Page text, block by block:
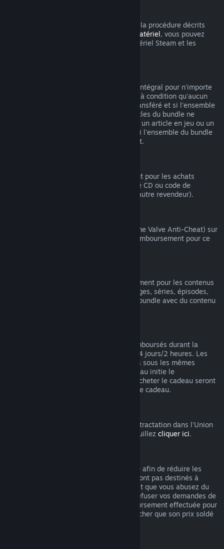
Dans les limites du délai applicable et de la procédure décrits
Politique de remboursement du matériel, vous pouvez
demander un remboursement pour le matériel Steam et les
Vous pouvez recevoir un remboursement intégral pour n'importe
quel bundle acheté sur le magasin Steam à condition qu'aucun
article compris dans le bundle n'ait été transféré et si l'ensemble
du temps de jeu comprenant tous les articles du bundle ne
dépasse pas 2 heures. Si un bundle inclut un article en jeu ou un
DLC non remboursable, Steam vous dira si l'ensemble du bundle
est remboursable au moment du paiement.
Valve ne peut pas offrir de remboursement pour les achats
effectués hors de Steam (par exemple, clé CD ou code de
portemonnaie Steam acheté auprès d'un autre revendeur).
Si vous avez été banni(e) par VAC (système Valve Anti-Cheat) sur
un jeu, vous perdez alors votre droit de remboursement pour ce
Nous ne pouvons pas offrir de remboursement pour les contenus
vidéo sur Steam (ex. : films, courts-métrages, séries, épisodes,
tutoriels), sauf si la vidéo fait partie d'un bundle avec du contenu
Les cadeaux non activés peuvent être remboursés durant la
période de remboursement standard de 14 jours/2 heures. Les
cadeaux activés pourront être remboursés sous les mêmes
conditions si le ou la destinataire du cadeau initie le
remboursement. Les fonds utilisés pour acheter le cadeau seront
remboursés à celui ou celle qui a acheté le cadeau.
Pour accéder aux modalités du droit de rétractation dans l'Union
Européenne pour les clients de Steam, veuillez cliquer ici.
Les remboursements ont été mis en place afin de réduire les
risques liés à un achat sur Steam. Ils ne sont pas destinés à
obtenir des jeux gratuitement. S'il apparait que vous abusez du
système, nous pourrions être amenés à refuser vos demandes de
remboursement. Une demande de remboursement effectuée pour
un jeu acheté juste avant les soldes plus cher que son prix soldé